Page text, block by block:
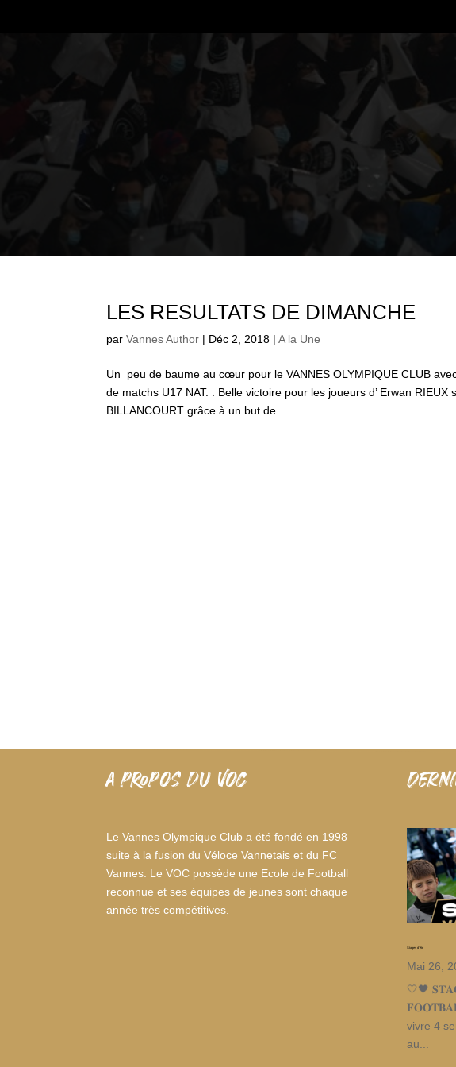
LES RESULTATS DE DIMANCHE
parVannes Author | Déc 2, 2018 |A la Une
Un peu de baume au cœur pour le VANNES OLYMPIQUE CLUB
de matchs U17 NAT. : Belle victoire pour les joueurs d’ Erwan
BILLANCOURT grâce à un but de...
A PROPOS DU VOC
Le Vannes Olympique Club a été fondé en 1998
suite à la fusion du Véloce Vannetais et du FC
Vannes. Le VOC possède une Ecole de Football
reconnue et ses équipes de jeunes sont chaque
année très compétitives.
Stages d’été
Mai 26,
🤍🖤
vivre 4
au...